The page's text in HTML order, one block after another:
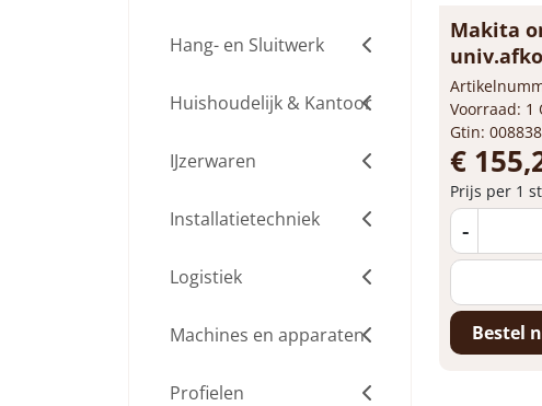
Hang- en Sluitwerk
Huishoudelijk & Kantoor
IJzerwaren
Installatietechniek
Logistiek
Machines en apparaten
Profielen
Makita
Voorraad: 1
Gtin:
€
Prijs per 1
-
Bestel